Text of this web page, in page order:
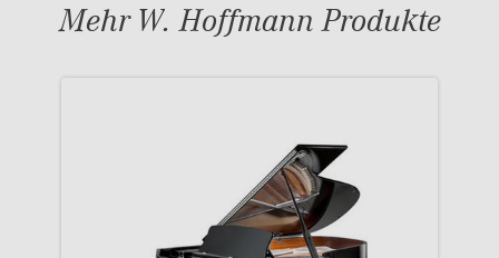
Mehr W. Hoffmann Produkte